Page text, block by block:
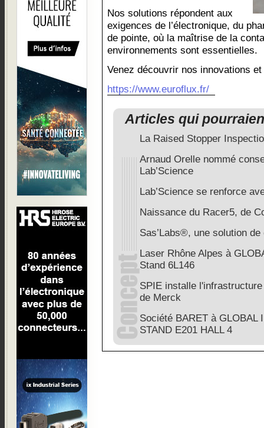
Nos solutions répondent aux
exigences de l’électronique, du
de pointe, où la maîtrise de la
environnements sont essentielles.
Venez découvrir nos innovations
https://www.euroflux.fr/
Articles qui
La Raised Stopper
Arnaud Orelle nommé
Lab’Science
Lab’Science se renforce
Naissance du Racer5, de
Sas’Labs®, une solution
Laser Rhône Alpes à
Stand 6L146
SPIE installe
de Merck
Société BARET à GLOBAL
STAND E201 HALL 4